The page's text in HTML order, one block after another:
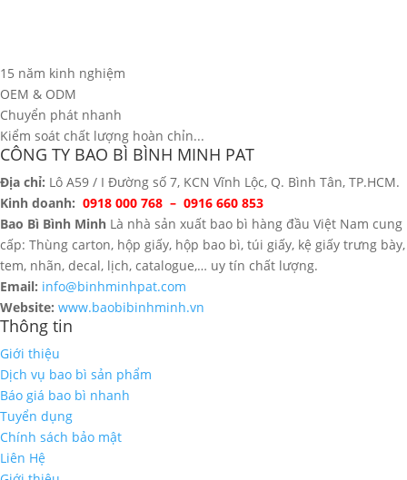
15 năm kinh nghiệm
OEM & ODM
Chuyển phát nhanh
Kiểm soát chất lượng hoàn chỉn...
CÔNG TY BAO BÌ BÌNH MINH PAT
Địa chỉ: Lô A59 / I Đường số 7, KCN Vĩnh Lộc, Q. Bình Tân, TP.HCM.
Kinh doanh: 0918 000 768 – 0916 660 853
Bao Bì Bình Minh Là nhà sản xuất bao bì hàng đầu Việt Nam cung
cấp: Thùng carton, hộp giấy, hộp bao bì, túi giấy, kệ giấy trưng bày,
tem, nhãn, decal, lịch, catalogue,… uy tín chất lượng.
Email: info@binhminhpat.com
Website: www.baobibinhminh.vn
Thông tin
Giới thiệu
Dịch vụ bao bì sản phẩm
Báo giá bao bì nhanh
Tuyển dụng
Chính sách bảo mật
Liên Hệ